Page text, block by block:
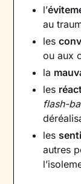
l’
au
les
ou aux
la
les
flash-
les
autres